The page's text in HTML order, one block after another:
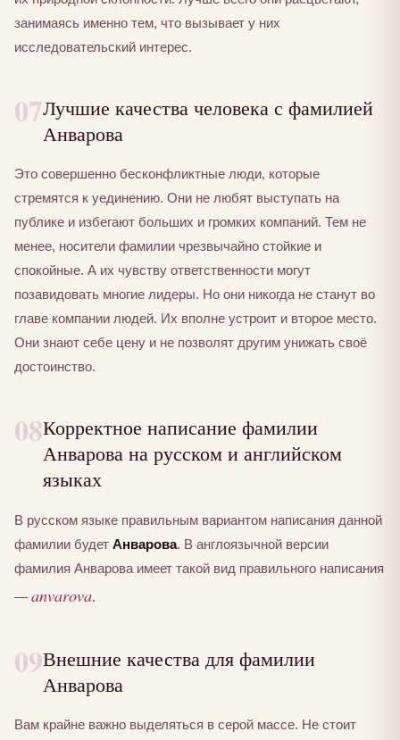
занимаясь именно тем, что вызывает у них
исследовательский интерес.
07Лучшие качества человека с фамилией
Анварова
Это совершенно бесконфликтные люди, которые
стремятся к уединению. Они не любят выступать на
публике и избегают больших и громких компаний. Тем не
менее, носители фамилии чрезвычайно стойкие и
спокойные. А их чувству ответственности могут
позавидовать многие лидеры. Но они никогда не станут во
главе компании людей. Их вполне устроит и второе место.
Они знают себе цену и не позволят другим унижать своё
достоинство.
08Корректное написание фамилии
Анварова на русском и английском
языках
В русском языке правильным вариантом написания данной
фамилии будет Анварова. В англоязычной версии
фамилия Анварова имеет такой вид правильного написания
— anvarova.
09Внешние качества для фамилии
Анварова
Вам крайне важно выделяться в серой массе. Не стоит